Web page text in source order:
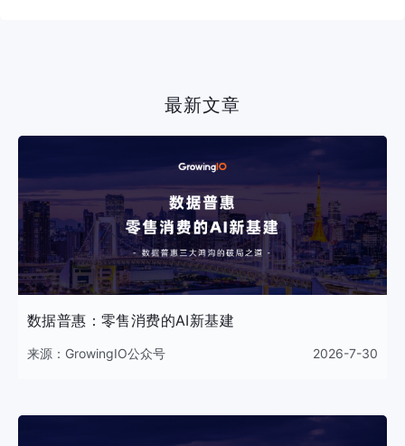
最新文章
数据普惠：零售消费的AI新基建
来源： GrowingIO公众号 2026-7-30